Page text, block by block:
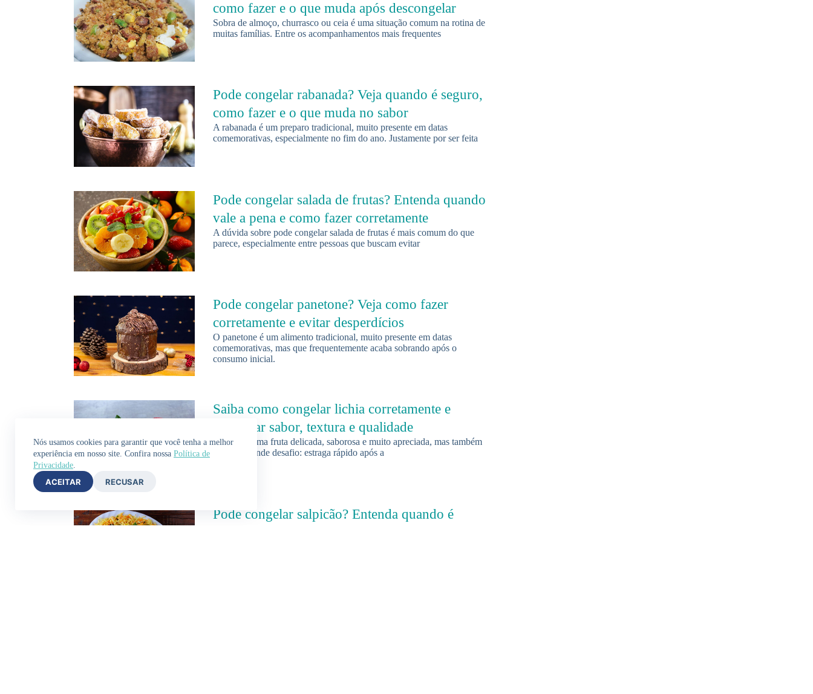
Nós usamos cookies para garantir que você tenha a melhor
experiência em nosso site. Confira nossa Política de
Privacidade.
ACEITAR RECUSAR
como fazer e o que muda após descongelar
Sobra de almoço, churrasco ou ceia é uma situação comum na rotina de
muitas famílias. Entre os acompanhamentos mais frequentes
Pode congelar rabanada? Veja quando é seguro,
como fazer e o que muda no sabor
A rabanada é um preparo tradicional, muito presente em datas
comemorativas, especialmente no fim do ano. Justamente por ser feita
Pode congelar salada de frutas? Entenda quando
vale a pena e como fazer corretamente
A dúvida sobre pode congelar salada de frutas é mais comum do que
parece, especialmente entre pessoas que buscam evitar
Pode congelar panetone? Veja como fazer
corretamente e evitar desperdícios
O panetone é um alimento tradicional, muito presente em datas
comemorativas, mas que frequentemente acaba sobrando após o
consumo inicial.
Saiba como congelar lichia corretamente e
preservar sabor, textura e qualidade
A lichia é uma fruta delicada, saborosa e muito apreciada, mas também
tem um grande desafio: estraga rápido após a
Pode congelar salpicão? Entenda quando é